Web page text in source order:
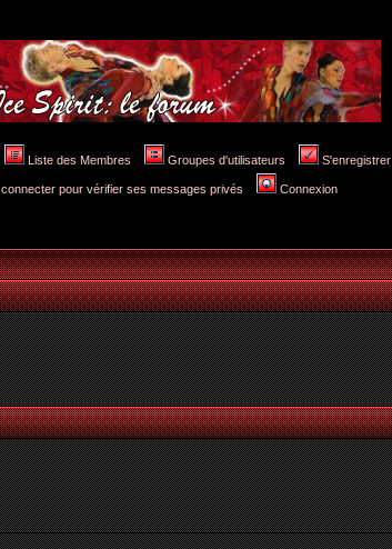
Liste des Membres Groupes d'utilisateurs S'enregistrer
pour vérifier ses messages privés Connexion